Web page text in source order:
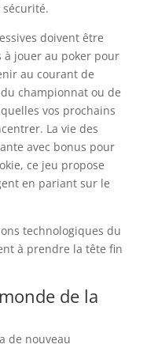
doivent être
à jouer au poker pour
au courant de
championnat ou de
vos prochains
La vie des
avec bonus pour
ce jeu propose
en pariant sur le
technologiques du
à prendre la tête fin
de la
de nouveau